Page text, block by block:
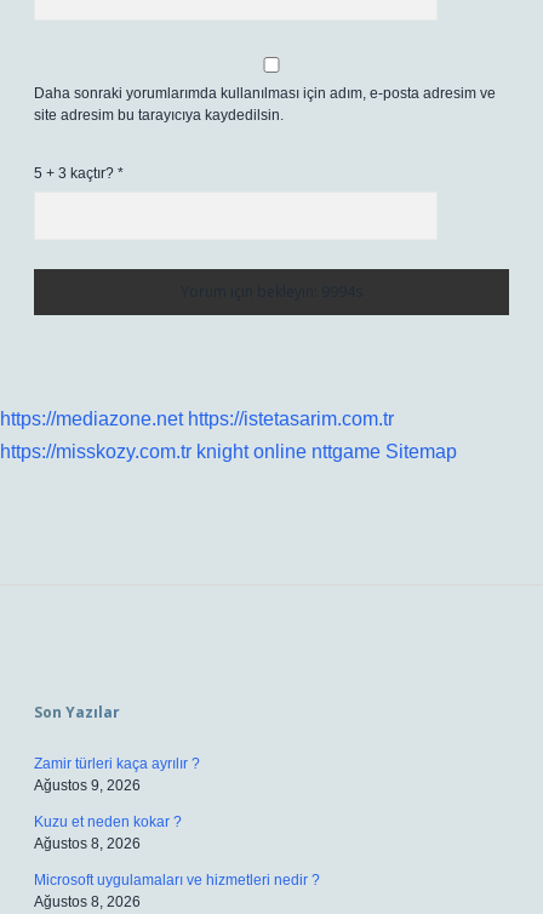
Daha sonraki yorumlarımda kullanılması için adım, e-posta adresim ve
site adresim bu tarayıcıya kaydedilsin.
5 + 3 kaçtır? *
https://mediazone.net https://istetasarim.com.tr
https://misskozy.com.tr knight online nttgame Sitemap
Son Yazılar
Zamir türleri kaça ayrılır ?
Ağustos 9, 2026
Kuzu et neden kokar ?
Ağustos 8, 2026
Microsoft uygulamaları ve hizmetleri nedir ?
Ağustos 8, 2026